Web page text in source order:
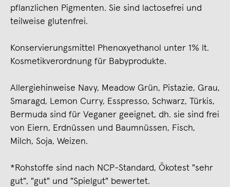
pflanzlichen Pigmenten. Sie sind lactosefrei und
teilweise glutenfrei.
Konservierungsmittel Phenoxyethanol unter 1% lt.
Kosmetikverordnung für Babyprodukte.
Allergiehinweise Navy, Meadow Grün, Pistazie, Grau,
Smaragd, Lemon Curry, Esspresso, Schwarz, Türkis,
Bermuda sind für Veganer geeignet, dh. sie sind frei
von Eiern, Erdnüssen und Baumnüssen, Fisch,
Milch, Soja, Weizen.
*Rohstoffe sind nach NCP-Standard, Ökotest "sehr
gut", "gut" und "Spielgut" bewertet.